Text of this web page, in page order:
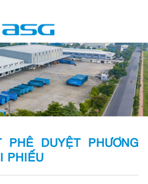
DUYỆT PHƯƠNG
PHIẾU